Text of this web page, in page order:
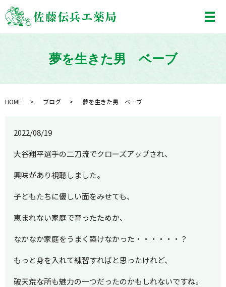
メ
夢を生きた男 ベーブ
HOME ブログ 夢を生きた男 ベーブ
2022/08/19
大谷翔平選手の二刀流でクローズアップされ、
興味があり視聴しました。
子どもたちに優しい面をみせても、
恵まれない家庭で育ったためか、
なかなか家庭をうまく築けなかった・・・・・・？
もっと身を入れて練習すればと思ったけれど、
破天荒な所も魅力の一つだったのかもしれないですね。